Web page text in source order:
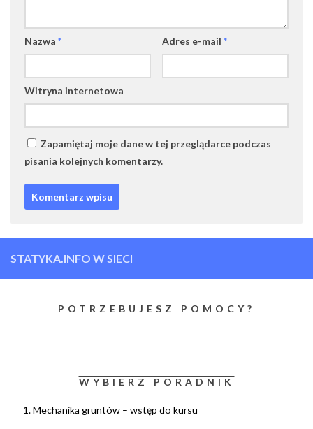
Nazwa * Adres e-mail *
Witryna internetowa
Zapamiętaj moje dane w tej przeglądarce podczas
pisania kolejnych komentarzy.
STATYKA.INFO W SIECI
POTRZEBUJESZ POMOCY?
WYBIERZ PORADNIK
1. Mechanika gruntów – wstęp do kursu